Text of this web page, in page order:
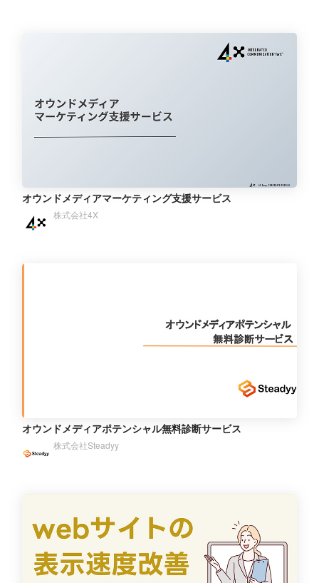
オウンドメディアマーケティング⽀援サービス
株式会社4X
オウンドメディアポテンシャル無料診断サービス
株式会社Steadyy